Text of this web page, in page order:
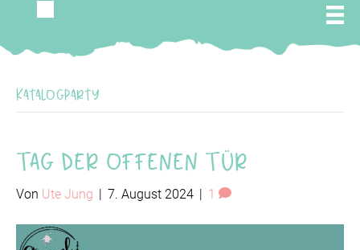
Katalogparty
Tag der offenen Tür
Von Ute Jung | 7. August 2024 | 1